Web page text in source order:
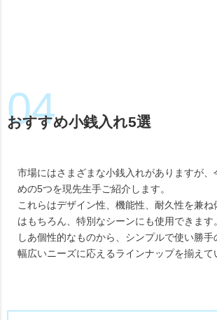
おすすめ小銭入れ5選
市場にはさまざまな小銭入れがありますが、
めの5つを現先生手ご紹介します。
これらはデザイン性、機能性、耐久性を兼ね
はもちろん、特別なシーンにも使用できま
しあ個性的なものから、シンプルで使い勝手
幅広いニーズに応えるラインナップを揃えて